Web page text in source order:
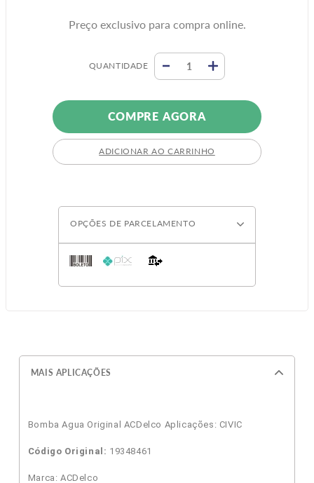
Preço exclusivo para compra online.
QUANTIDADE
COMPRE AGORA
ADICIONAR AO CARRINHO
OPÇÕES DE PARCELAMENTO
MAIS APLICAÇÕES
Bomba Agua Original ACDelco Aplicações: CIVIC
Código Original: 19348461
Marca: ACDelco